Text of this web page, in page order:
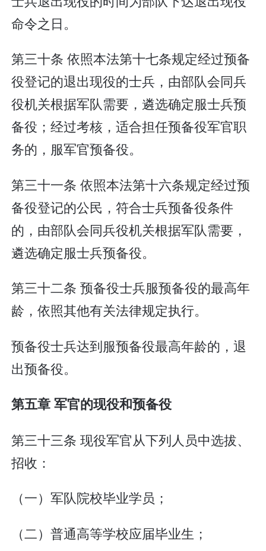
命令之日。
第三十条 依照本法第十七条规定经过预备
役登记的退出现役的士兵，由部队会同兵
役机关根据军队需要，遴选确定服士兵预
备役；经过考核，适合担任预备役军官职
务的，服军官预备役。
第三十一条 依照本法第十六条规定经过预
备役登记的公民，符合士兵预备役条件
的，由部队会同兵役机关根据军队需要，
遴选确定服士兵预备役。
第三十二条 预备役士兵服预备役的最高年
龄，依照其他有关法律规定执行。
预备役士兵达到服预备役最高年龄的，退
出预备役。
第五章 军官的现役和预备役
第三十三条 现役军官从下列人员中选拔、
招收：
（一）军队院校毕业学员；
（二）普通高等学校应届毕业生；